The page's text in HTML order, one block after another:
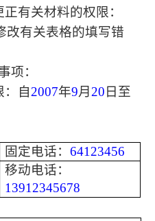
有关材料的权限：
改有关表格的填写错
项：
：自2007年9月 20 日至
固定电话：64123456
移动电话：
13912345678